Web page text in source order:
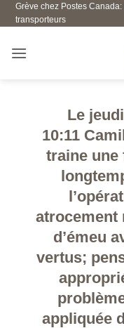
Skip
to
Grève chez Postes
transporteurs
Le
10:11
traine une
atrocement
d’émeu
vertus;
appliquée